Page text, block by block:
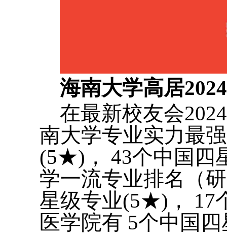
海南大学高居
在最新校友会
南大学专业实力最
(5★)， 43个中国四
学一流专业排名（
星级专业(5★)， 17
医学院有 5个中国